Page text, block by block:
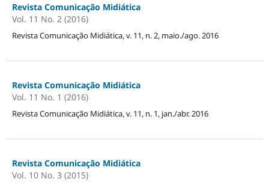
Revista Comunicação Midiática
Vol. 11 No. 2 (2016)
Revista Comunicação Midiática, v. 11, n. 2, maio./ago. 2016
Revista Comunicação Midiática
Vol. 11 No. 1 (2016)
Revista Comunicação Midiática, v. 11, n. 1, jan./abr. 2016
Revista Comunicação Midiática
Vol. 10 No. 3 (2015)